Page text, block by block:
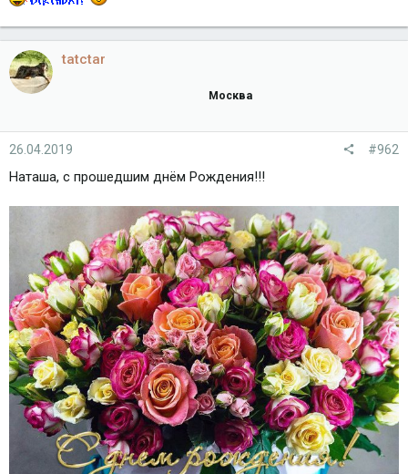
tatctar
Москва
26.04.2019 #962
Наташа, с прошедшим днём Рождения!!!